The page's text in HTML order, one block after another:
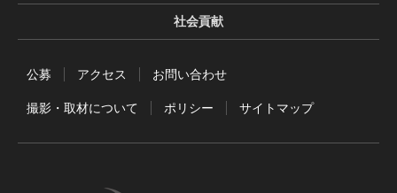
社会貢献
公募 アクセス お問い合わせ
撮影・取材について ポリシー サイトマップ